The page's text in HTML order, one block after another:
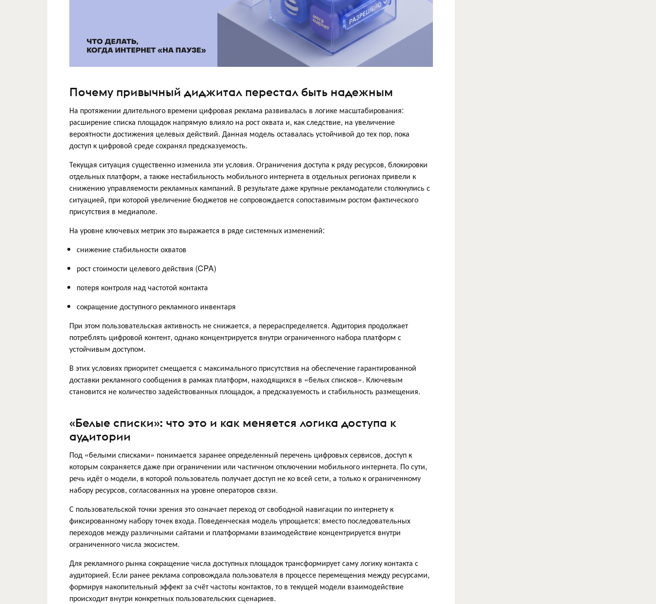
Почему привычный диджитал перестал быть надежным
На протяжении длительного времени цифровая реклама развивалась в логике масштабирования:
расширение списка площадок напрямую влияло на рост охвата и, как следствие, на увеличение
вероятности достижения целевых действий. Данная модель оставалась устойчивой до тех пор, пока
доступ к цифровой среде сохранял предсказуемость.
Текущая ситуация существенно изменила эти условия. Ограничения доступа к ряду ресурсов, блокировки
отдельных платформ, а также нестабильность мобильного интернета в отдельных регионах привели к
снижению управляемости рекламных кампаний. В результате даже крупные рекламодатели столкнулись с
ситуацией, при которой увеличение бюджетов не сопровождается сопоставимым ростом фактического
присутствия в медиаполе.
На уровне ключевых метрик это выражается в ряде системных изменений:
снижение стабильности охватов
рост стоимости целевого действия (CPA)
потеря контроля над частотой контакта
сокращение доступного рекламного инвентаря
При этом пользовательская активность не снижается, а перераспределяется. Аудитория продолжает
потреблять цифровой контент, однако концентрируется внутри ограниченного набора платформ с
устойчивым доступом.
В этих условиях приоритет смещается с максимального присутствия на обеспечение гарантированной
доставки рекламного сообщения в рамках платформ, находящихся в «белых списков». Ключевым
становится не количество задействованных площадок, а предсказуемость и стабильность размещения.
«Белые списки»: что это и как меняется логика доступа к
аудитории
Под «белыми списками» понимается заранее определенный перечень цифровых сервисов, доступ к
которым сохраняется даже при ограничении или частичном отключении мобильного интернета. По сути,
речь идёт о модели, в которой пользователь получает доступ не ко всей сети, а только к ограниченному
набору ресурсов, согласованных на уровне операторов связи.
С пользовательской точки зрения это означает переход от свободной навигации по интернету к
фиксированному набору точек входа. Поведенческая модель упрощается: вместо последовательных
переходов между различными сайтами и платформами взаимодействие концентрируется внутри
ограниченного числа экосистем.
Для рекламного рынка сокращение числа доступных площадок трансформирует саму логику контакта с
аудиторией. Если ранее реклама сопровождала пользователя в процессе перемещения между ресурсами,
формируя накопительный эффект за счёт частоты контактов, то в текущей модели взаимодействие
происходит внутри конкретных пользовательских сценариев.